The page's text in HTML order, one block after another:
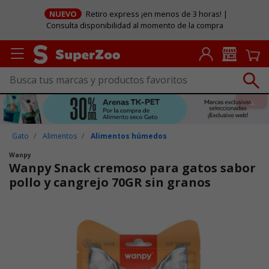
NUEVO
Retiro express ¡en menos de 3 horas! |
Consulta disponibilidad al momento de la compra
Gato Alimentos Alimentos húmedos
Wanpy
Wanpy Snack cremoso para gatos sabor
pollo y cangrejo 70GR sin granos